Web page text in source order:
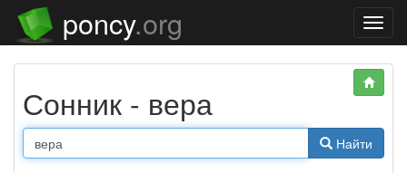
poncy.org
Сонник - вера
Найти